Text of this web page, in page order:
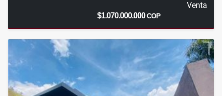
Venta
$1.070.000.000COP